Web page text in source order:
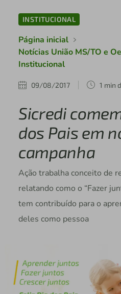
INSTITUCIONAL
Página inicial
Notícias União MS/TO e
Institucional
09/08/2017 1 min
Sicredi
dos Pais em
campanha
Ação trabalha conceito de
relatando como o “Fazer
tem contribuído para o
deles como pessoa